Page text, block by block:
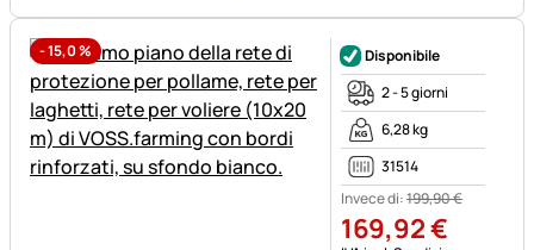
-15,0%
Disponibile
2 - 5 giorni
6,28 kg
31514
Invece di:199,90€
169,92€